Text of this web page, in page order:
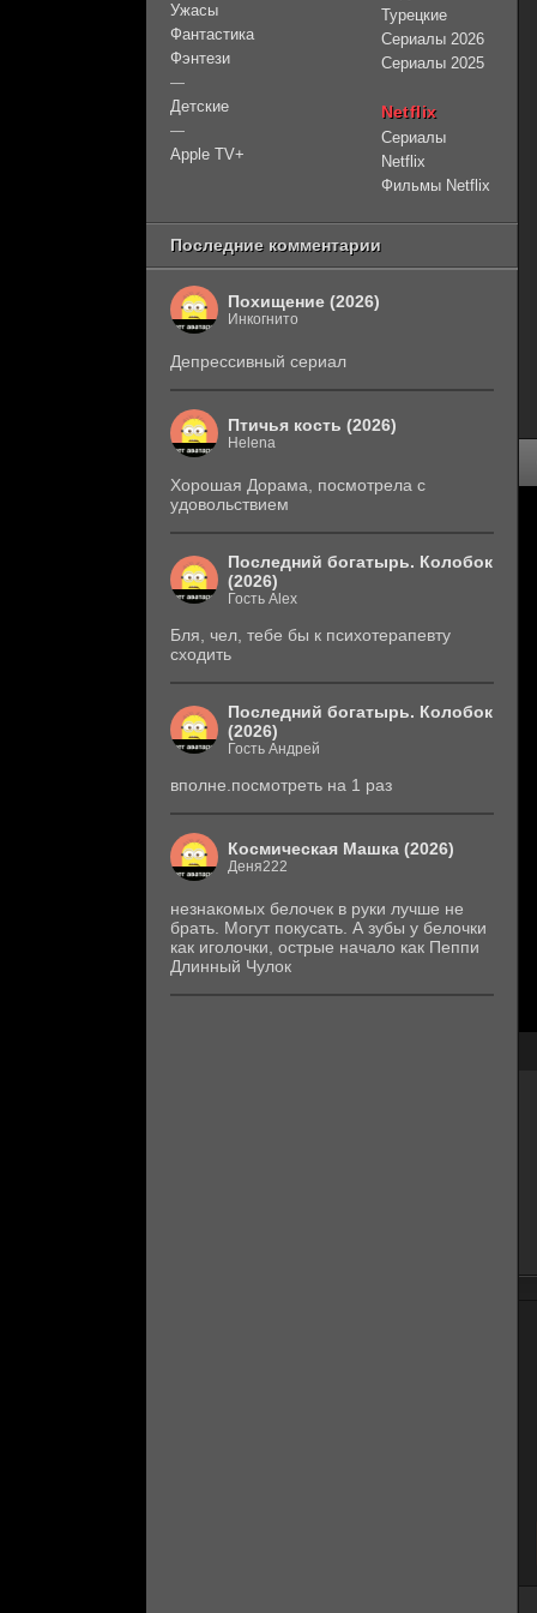
Ужасы
Фантастика
Фэнтези
—
Детские
—
Apple TV+
Турецкие
Сериалы 2026
Сериалы 2025
Netflix
Сериалы
Netflix
Фильмы Netflix
Последние комментарии
Похищение (2026)
Инкогнито
Депрессивный сериал
Птичья кость (2026)
Helena
Хорошая Дорама, посмотрела с
удовольствием
Последний богатырь. Колобок
(2026)
Гость Alex
Бля, чел, тебе бы к психотерапевту
сходить
Последний богатырь. Колобок
(2026)
Гость Андрей
вполне.посмотреть на 1 раз
Космическая Машка (2026)
Деня222
незнакомых белочек в руки лучше не
брать. Могут покусать. А зубы у белочки
как иголочки, острые начало как Пеппи
Длинный Чулок